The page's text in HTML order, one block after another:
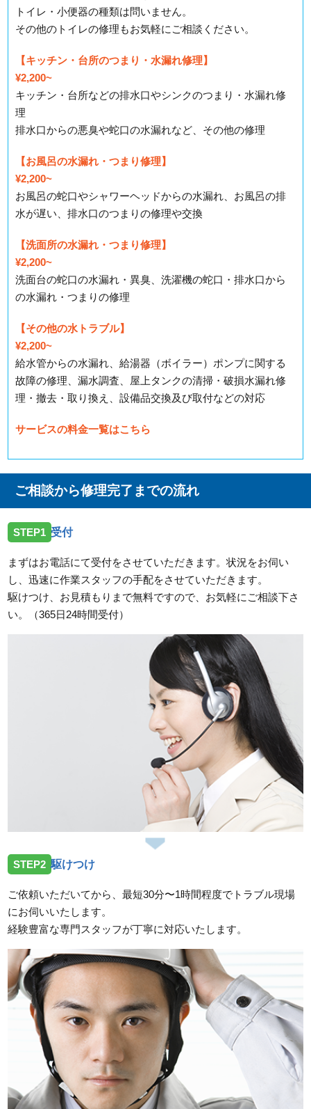
トイレ・小便器の種類は問いません。
その他のトイレの修理もお気軽にご相談ください。
【キッチン・台所のつまり・水漏れ修理】
¥2,200~
キッチン・台所などの排水口やシンクのつまり・水漏れ修
理
排水口からの悪臭や蛇口の水漏れなど、その他の修理
【お風呂の水漏れ・つまり修理】
¥2,200~
お風呂の蛇口やシャワーヘッドからの水漏れ、お風呂の排
水が遅い、排水口のつまりの修理や交換
【洗面所の水漏れ・つまり修理】
¥2,200~
洗面台の蛇口の水漏れ・異臭、洗濯機の蛇口・排水口から
の水漏れ・つまりの修理
【その他の水トラブル】
¥2,200~
給水管からの水漏れ、給湯器（ボイラー）ポンプに関する
故障の修理、漏水調査、屋上タンクの清掃・破損水漏れ修
理・撤去・取り換え、設備品交換及び取付などの対応
サービスの料金一覧はこちら
ご相談から修理完了までの流れ
STEP1 受付
まずはお電話にて受付をさせていただきます。状況をお伺い
し、迅速に作業スタッフの手配をさせていただきます。
駆けつけ、お見積もりまで無料ですので、お気軽にご相談下さ
い。（365日24時間受付）
STEP2 駆けつけ
ご依頼いただいてから、最短30分〜1時間程度でトラブル現場
にお伺いいたします。
経験豊富な専門スタッフが丁寧に対応いたします。